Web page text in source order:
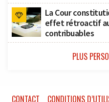
La Cour
effet rétroactif au
contribuables
PLUS
CONTACT CONDITIONS